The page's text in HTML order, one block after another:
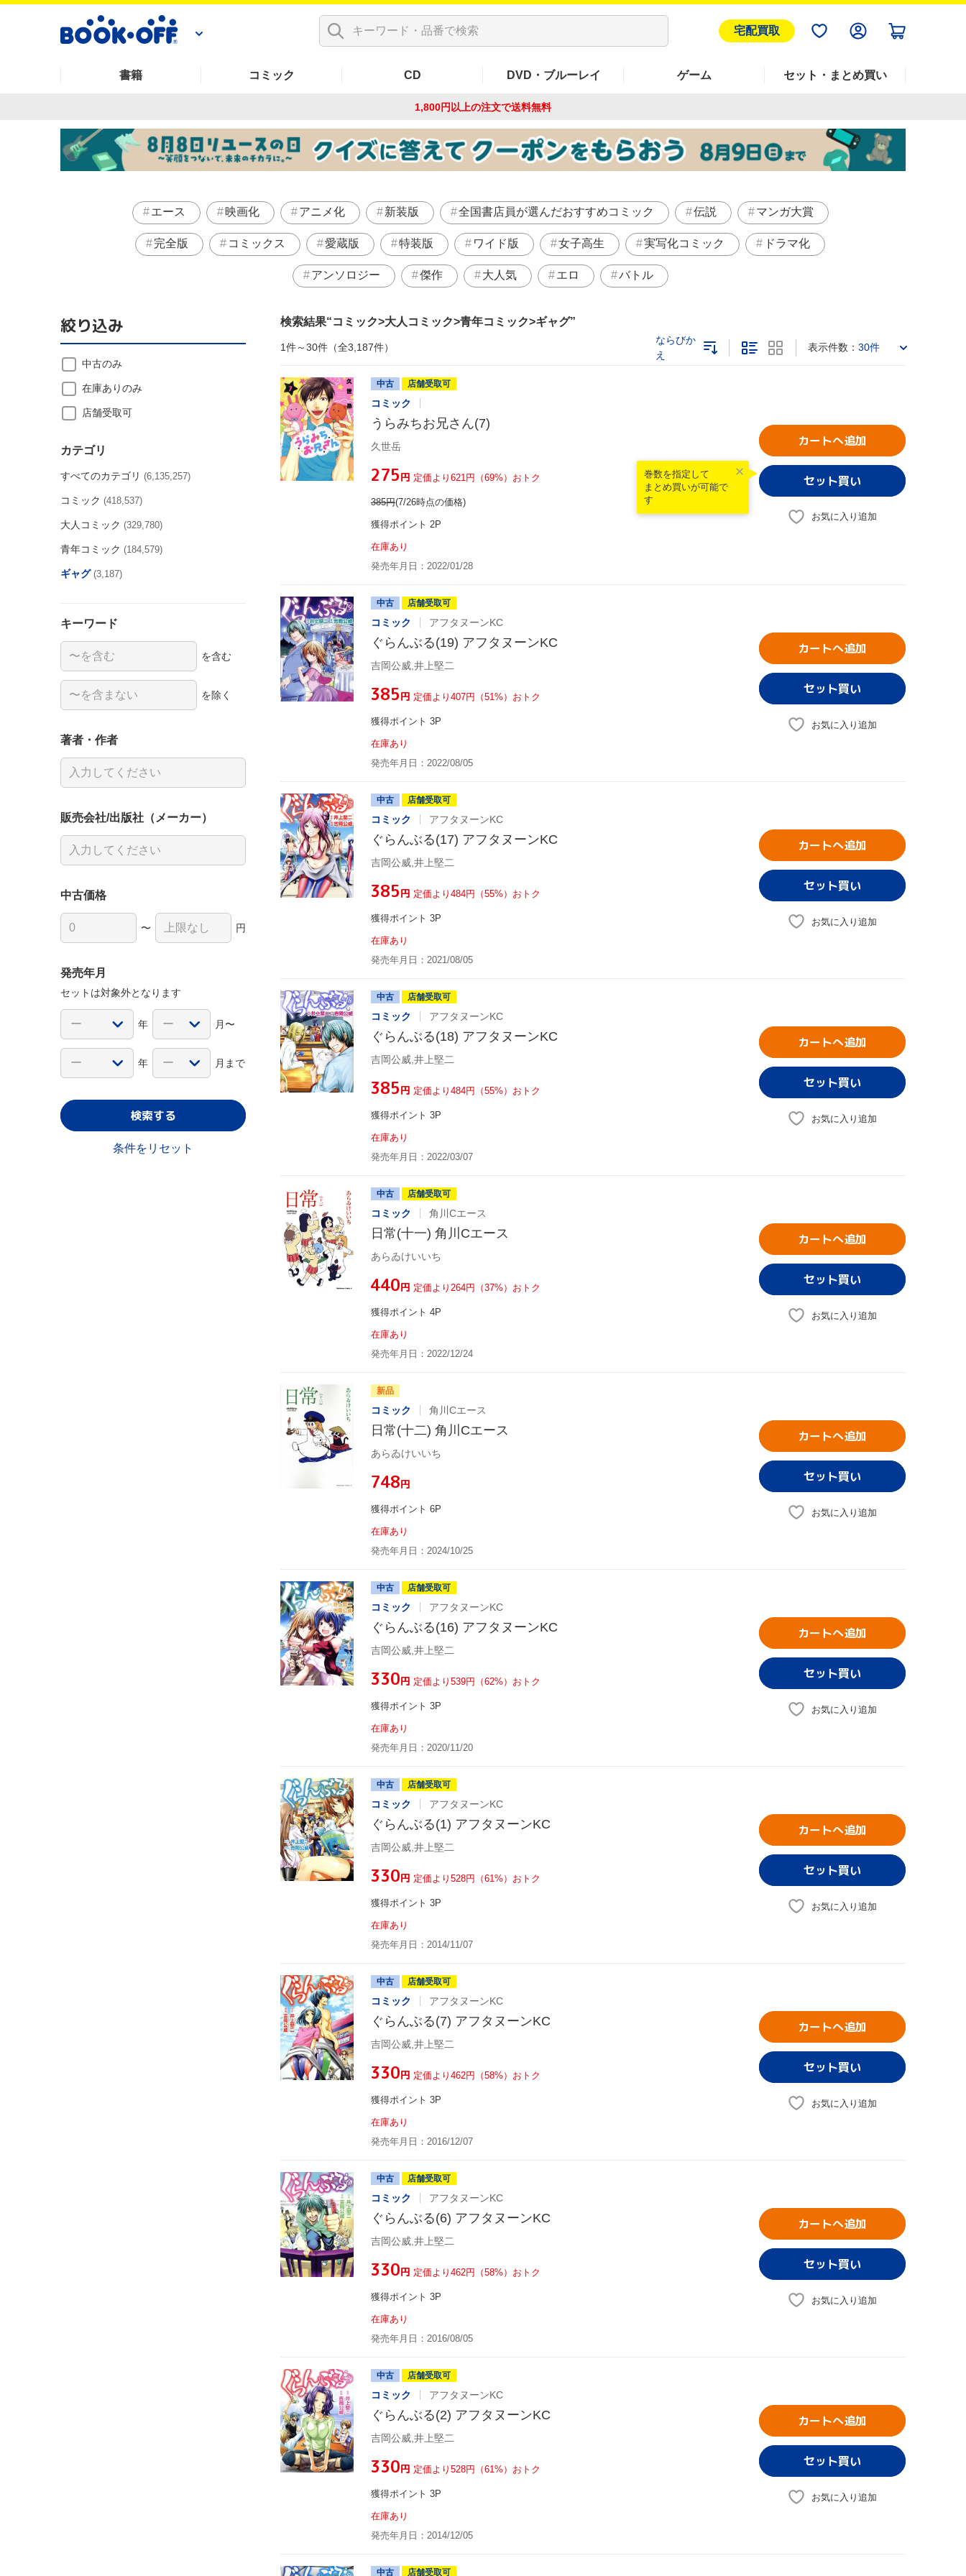
宅配買取
書籍 コミック CD DVD・ブルーレイ ゲーム セット・まとめ買い
1,800円以上の注文で送料無料
エース 映画化 アニメ化 新装版 全国書店員が選んだおすすめコミック 伝説 マンガ大賞
完全版 コミックス 愛蔵版 特装版 ワイド版 女子高生 実写化コミック ドラマ化
アンソロジー 傑作 大人気 エロ バトル
検索結果 コミック>大人コミック>青年コミック>ギャグ
1件～30件（全3,187件）
ならびか
え
表示件数： 30件
中古 店舗受取可
コミック
うらみちお兄さん(7)
久世岳
¥275円 定価より621円（69%）おトク
385円(7/26時点の価格)
獲得ポイント 2P
在庫あり
発売年月日：2022/01/28
カートへ追加
巻数を指定して
まとめ買いが可能で
す
お気に入り追加
中古 店舗受取可
コミック アフタヌーンKC
ぐらんぶる(19) アフタヌーンKC
吉岡公威,井上堅二
¥385円 定価より407円（51%）おトク
獲得ポイント 3P
在庫あり
発売年月日：2022/08/05
カートへ追加
お気に入り追加
中古 店舗受取可
コミック アフタヌーンKC
ぐらんぶる(17) アフタヌーンKC
吉岡公威,井上堅二
¥385円 定価より484円（55%）おトク
獲得ポイント 3P
在庫あり
発売年月日：2021/08/05
カートへ追加
お気に入り追加
中古 店舗受取可
コミック アフタヌーンKC
ぐらんぶる(18) アフタヌーンKC
吉岡公威,井上堅二
¥385円 定価より484円（55%）おトク
獲得ポイント 3P
在庫あり
発売年月日：2022/03/07
カートへ追加
お気に入り追加
中古 店舗受取可
コミック 角川Cエース
日常(十一) 角川Cエース
あらゐけいいち
¥440円 定価より264円（37%）おトク
獲得ポイント 4P
在庫あり
発売年月日：2022/12/24
カートへ追加
お気に入り追加
新品
コミック 角川Cエース
日常(十二) 角川Cエース
あらゐけいいち
¥748円
獲得ポイント 6P
在庫あり
発売年月日：2024/10/25
カートへ追加
お気に入り追加
中古 店舗受取可
コミック アフタヌーンKC
ぐらんぶる(16) アフタヌーンKC
吉岡公威,井上堅二
¥330円 定価より539円（62%）おトク
獲得ポイント 3P
在庫あり
発売年月日：2020/11/20
カートへ追加
お気に入り追加
中古 店舗受取可
コミック アフタヌーンKC
ぐらんぶる(1) アフタヌーンKC
吉岡公威,井上堅二
¥330円 定価より528円（61%）おトク
獲得ポイント 3P
在庫あり
発売年月日：2014/11/07
カートへ追加
お気に入り追加
中古 店舗受取可
コミック アフタヌーンKC
ぐらんぶる(7) アフタヌーンKC
吉岡公威,井上堅二
¥330円 定価より462円（58%）おトク
獲得ポイント 3P
在庫あり
発売年月日：2016/12/07
カートへ追加
お気に入り追加
中古 店舗受取可
コミック アフタヌーンKC
ぐらんぶる(6) アフタヌーンKC
吉岡公威,井上堅二
¥330円 定価より462円（58%）おトク
獲得ポイント 3P
在庫あり
発売年月日：2016/08/05
カートへ追加
お気に入り追加
中古 店舗受取可
コミック アフタヌーンKC
ぐらんぶる(2) アフタヌーンKC
吉岡公威,井上堅二
¥330円 定価より528円（61%）おトク
獲得ポイント 3P
在庫あり
発売年月日：2014/12/05
カートへ追加
お気に入り追加
中古 店舗受取可
絞り込み
中古のみ
在庫ありのみ
店舗受取可
カテゴリ
すべてのカテゴリ (6,135,257)
コミック (418,537)
大人コミック (329,780)
青年コミック (184,579)
ギャグ (3,187)
キーワード
を含む
を除く
著者・作者
販売会社/出版社（メーカー）
中古価格
〜 円
発売年月
セットは対象外となります
年 月〜
年 月まで
検索する
条件をリセット